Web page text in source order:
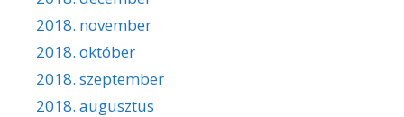
2018. november
2018. október
2018. szeptember
2018. augusztus